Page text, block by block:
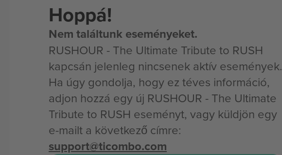
Hoppá!
Nem találtunk eseményeket.
RUSHOUR - The Ultimate Tribute to RUSH
kapcsán jelenleg nincsenek aktív események.
Ha úgy gondolja, hogy ez téves információ,
adjon hozzá egy új RUSHOUR - The Ultimate
Tribute to RUSH eseményt, vagy küldjön egy
e-mailt a következő címre:
support@ticombo.com